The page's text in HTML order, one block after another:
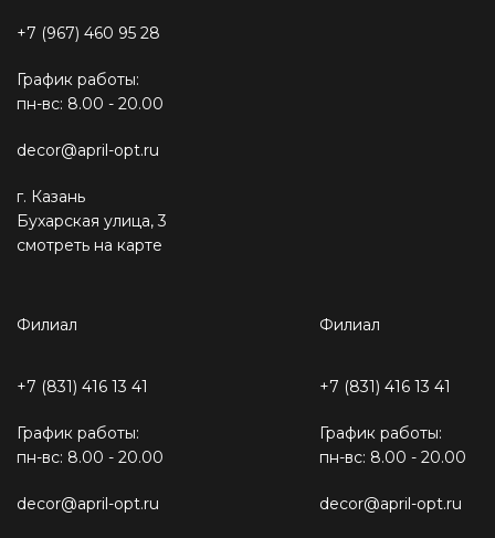
+7 (967) 460 95 28
График работы:
пн-вс: 8.00 - 20.00
decor@april-opt.ru
г. Казань
Бухарская улица, 3
смотреть на карте
Филиал
+7 (831) 416 13 41
График работы:
пн-вс: 8.00 - 20.00
decor@april-opt.ru
Филиал
+7 (831) 416 13 41
График работы:
пн-вс: 8.00 - 20.00
decor@april-opt.ru